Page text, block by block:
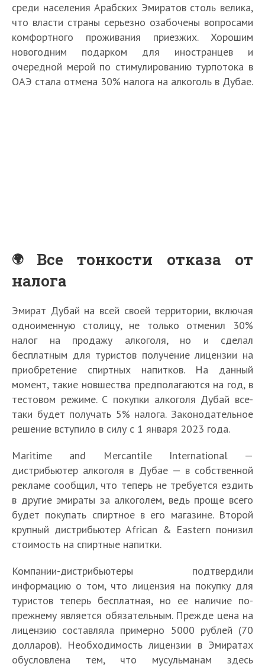
среди населения Арабских Эмиратов столь велика,
что власти страны серьезно озабочены вопросами
комфортного проживания приезжих. Хорошим
новогодним подарком для иностранцев и
очередной мерой по стимулированию турпотока в
ОАЭ стала отмена 30% налога на алкоголь в Дубае.
Все тонкости отказа от
налога
Эмират Дубай на всей своей территории, включая
одноименную столицу, не только отменил 30%
налог на продажу алкоголя, но и сделал
бесплатным для туристов получение лицензии на
приобретение спиртных напитков. На данный
момент, такие новшества предполагаются на год, в
тестовом режиме. С покупки алкоголя Дубай все-
таки будет получать 5% налога. Законодательное
решение вступило в силу с 1 января 2023 года.
Maritime and Mercantile International —
дистрибьютер алкоголя в Дубае — в собственной
рекламе сообщил, что теперь не требуется ездить
в другие эмираты за алкоголем, ведь проще всего
будет покупать спиртное в его магазине. Второй
крупный дистрибьютер African & Eastern понизил
стоимость на спиртные напитки.
Компании-дистрибьютеры подтвердили
информацию о том, что лицензия на покупку для
туристов теперь бесплатная, но ее наличие по-
прежнему является обязательным. Прежде цена на
лицензию составляла примерно 5000 рублей (70
долларов). Необходимость лицензии в Эмиратах
обусловлена тем, что мусульманам здесь